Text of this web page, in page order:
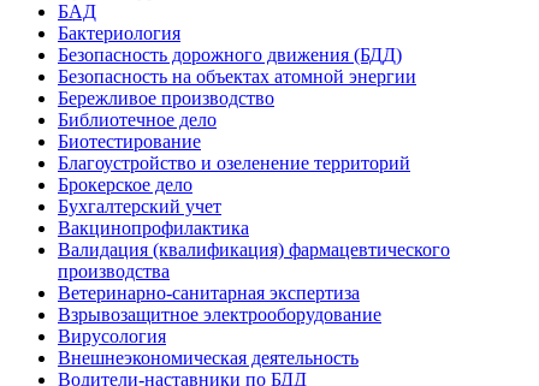
БАД
Бактериология
Безопасность дорожного движения (БДД)
Безопасность на объектах атомной энергии
Бережливое производство
Библиотечное дело
Биотестирование
Благоустройство и озеленение территорий
Брокерское дело
Бухгалтерский учет
Вакцинопрофилактика
Валидация (квалификация) фармацевтического
производства
Ветеринарно-санитарная экспертиза
Взрывозащитное электрооборудование
Вирусология
Внешнеэкономическая деятельность
Водители-наставники по БДД